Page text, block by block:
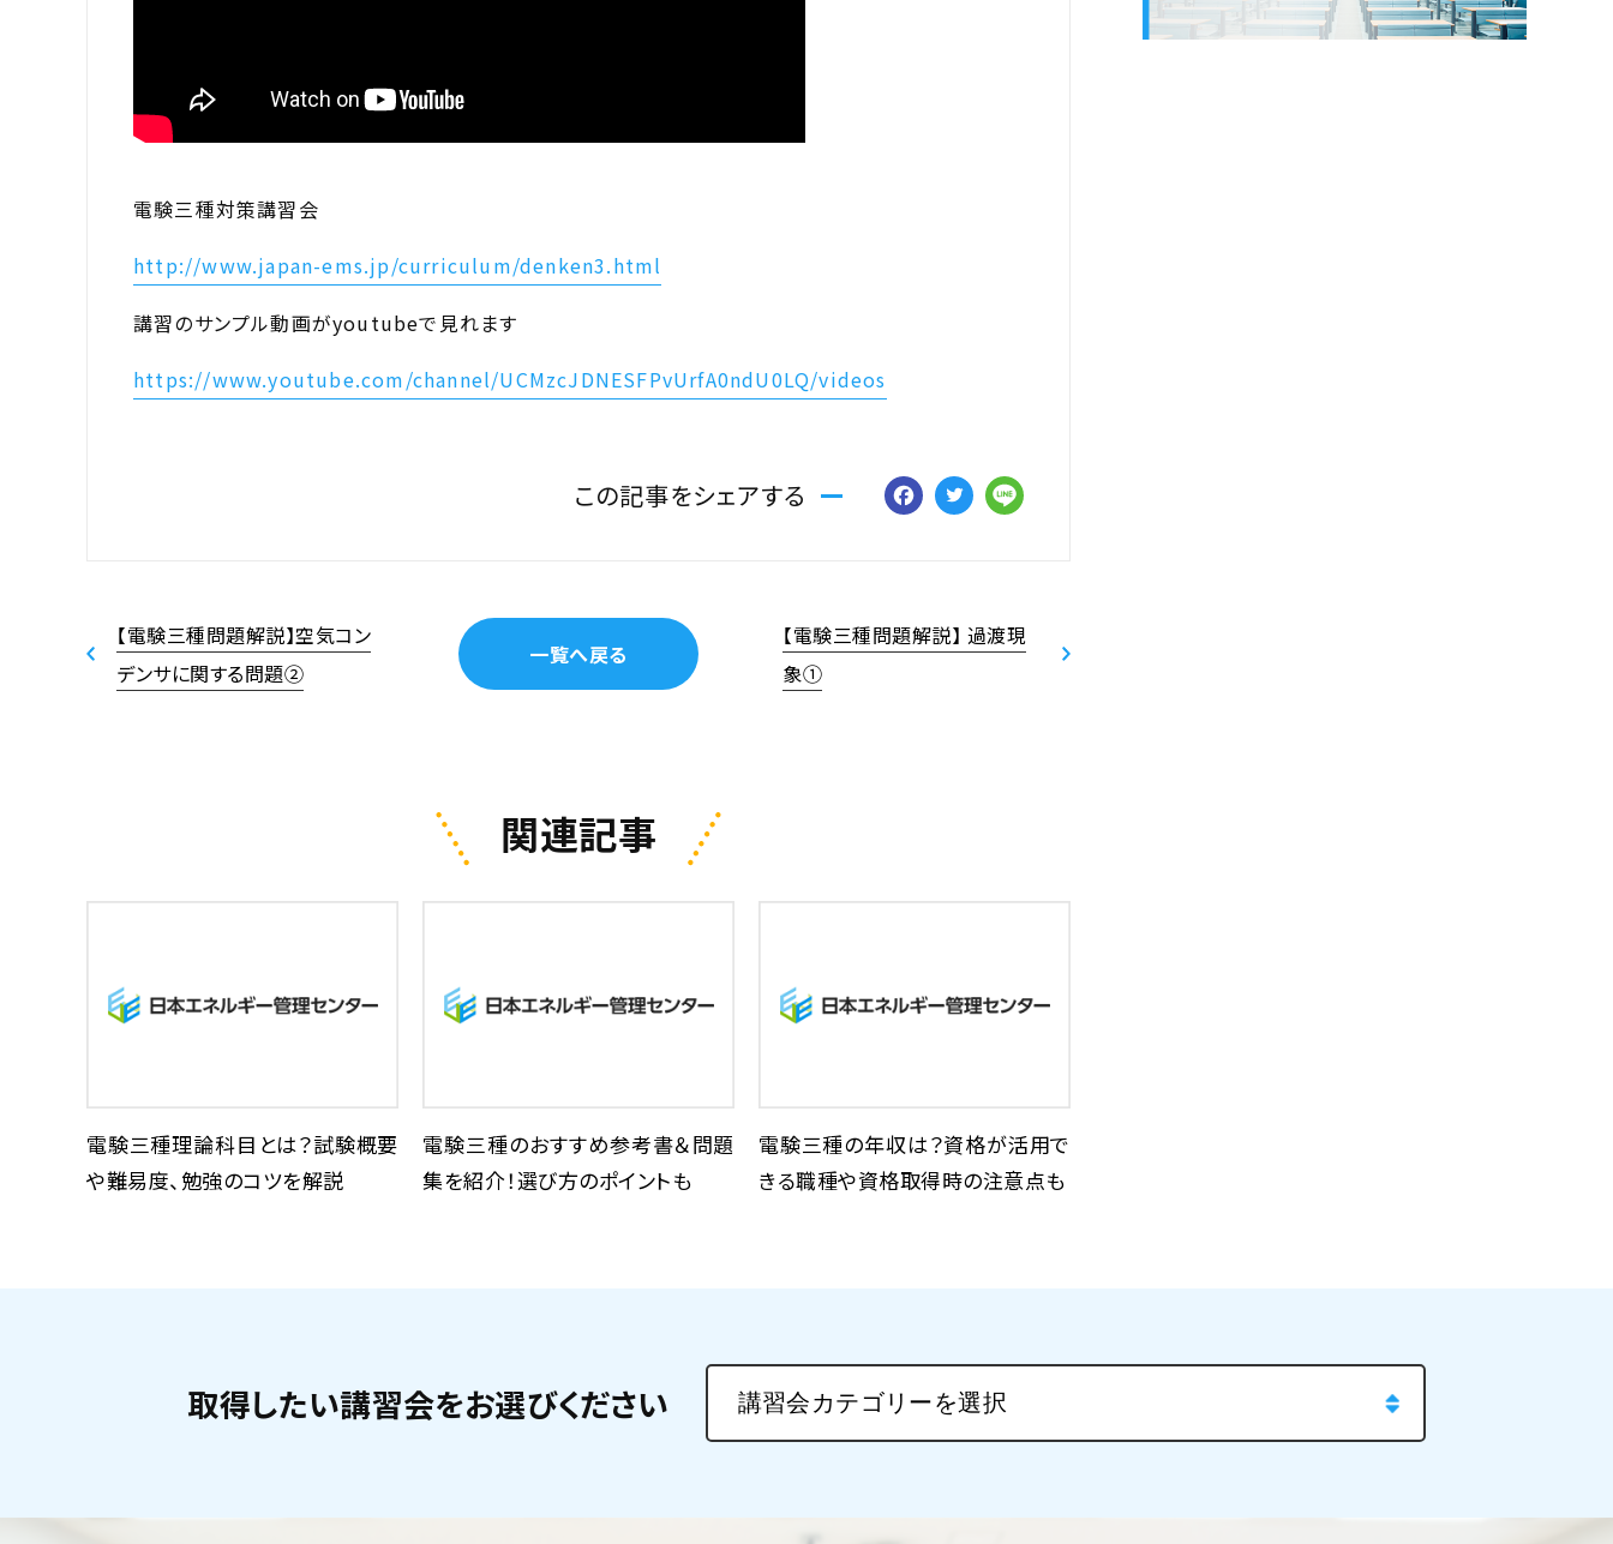
電験三種対策講習会
http://www.japan-ems.jp/curriculum/denken3.html
講習のサンプル動画がyoutubeで見れます
https://www.youtube.com/channel/UCMzcJDNESFPvUrfA0ndU0LQ/videos
この記事をシェアする Facebook
Twitter
【電験三種問題解説】空気コン
デンサに関する問題②
一覧へ戻る
【電験三種問題解説】 過渡現
象①
関連記事
電験三種理論科目とは？試験概要
や難易度、勉強のコツを解説
電験三種のおすすめ参考書＆問題
集を紹介！選び方のポイントも
電験三種の年収は？資格が活用で
きる職種や資格取得時の注意点も
取得したい講習会をお選びください